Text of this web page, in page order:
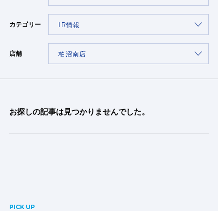
カテゴリー
店舗
お探しの記事は見つかりませんでした。
PICK UP